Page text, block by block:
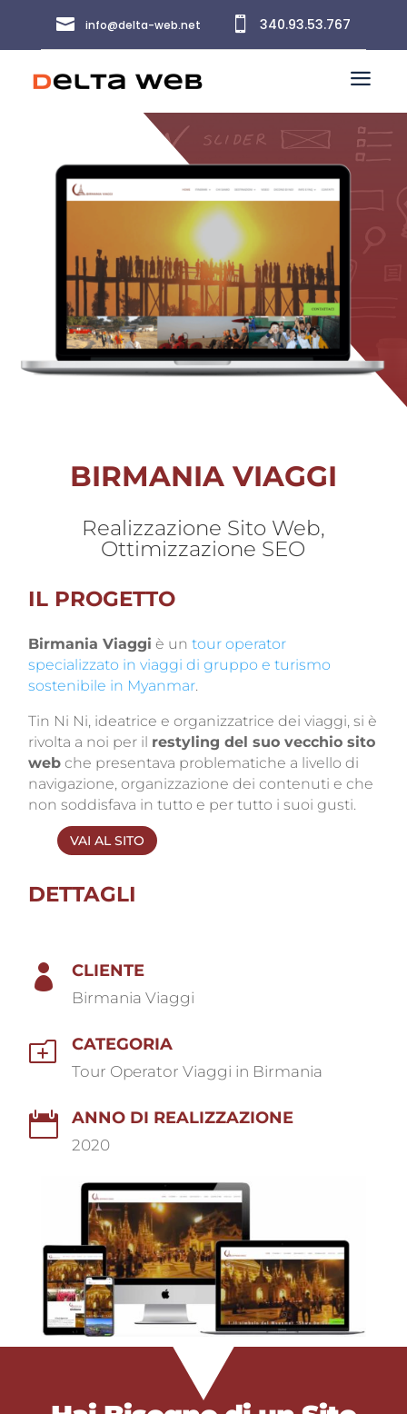
a
 info@delta-web.net  340.93.53.767
BIRMANIA VIAGGI
Realizzazione Sito Web,
Ottimizzazione SEO
IL PROGETTO
Birmania Viaggi è untour operator
specializzato in viaggi di gruppo e turismo
sostenibile in Myanmar.
Tin Ni Ni, ideatrice e organizzatrice dei viaggi, si è
rivolta a noi per il restyling del suo vecchio sito
web che presentava problematiche a livello di
navigazione, organizzazione dei contenuti e che
non soddisfava in tutto e per tutto i suoi gusti.
VAI AL SITO
DETTAGLI
 CLIENTE
Birmania Viaggi
o CATEGORIA
Tour Operator Viaggi in Birmania
 ANNO DI REALIZZAZIONE
2020